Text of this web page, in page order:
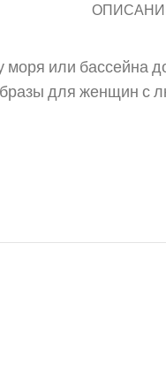
моря или бассейна
для женщин